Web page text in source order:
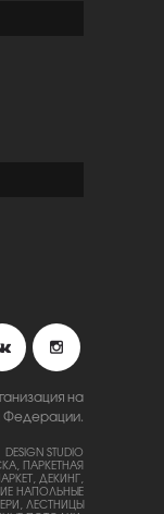
на
Федерации.
STUDIO
ПАРКЕТНАЯ
ДЕКИНГ,
НАПОЛЬНЫЕ
ЛЕСТНИЦЫ